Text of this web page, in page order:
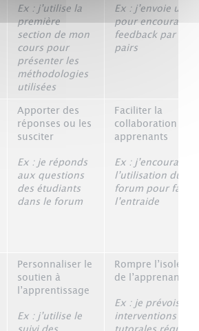
Ex : j’utilise la
première
section de mon
cours pour
présenter les
méthodologies
utilisées
Ex : j’envoie un
pour encourager
feedback par les
pairs
Apporter des
réponses ou les
susciter
Ex : je réponds
aux questions
des étudiants
dans le forum
Faciliter la
collaboration des
apprenants
Ex : j’encourage
l’utilisation du
forum pour
l’entraide
Personnaliser le
soutien à
l’apprentissage
Ex : j’utilise le
Rompre
de l’apprenant
Ex : je prévois des
interventions